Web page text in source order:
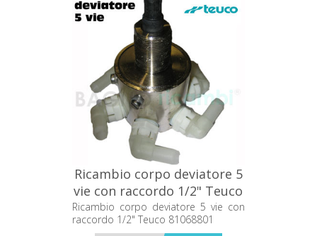
Ricambio corpo deviatore 5
vie con raccordo 1/2" Teuco
81068801
Ricambio corpo deviatore 5 vie con
raccordo 1/2" Teuco 81068801